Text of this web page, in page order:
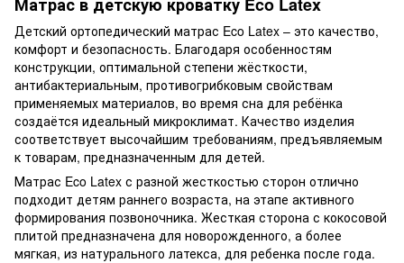
Детский ортопедический матрас Eco Latex – это качество,
комфорт и безопасность. Благодаря особенностям
конструкции, оптимальной степени жёсткости,
антибактериальным, противогрибковым свойствам
применяемых материалов, во время сна для ребёнка
создаётся идеальный микроклимат. Качество изделия
соответствует высочайшим требованиям, предъявляемым
к товарам, предназначенным для детей.
Матрас Eco Latex с разной жесткостью сторон отлично
подходит детям раннего возраста, на этапе активного
формирования позвоночника. Жесткая сторона с кокосовой
плитой предназначена для новорожденного, а более
мягкая, из натурального латекса, для ребенка после года.